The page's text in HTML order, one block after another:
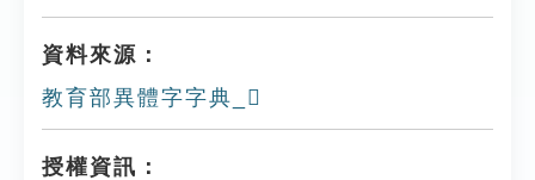
資料來源：
教育部異體字字典_𤛐
授權資訊：